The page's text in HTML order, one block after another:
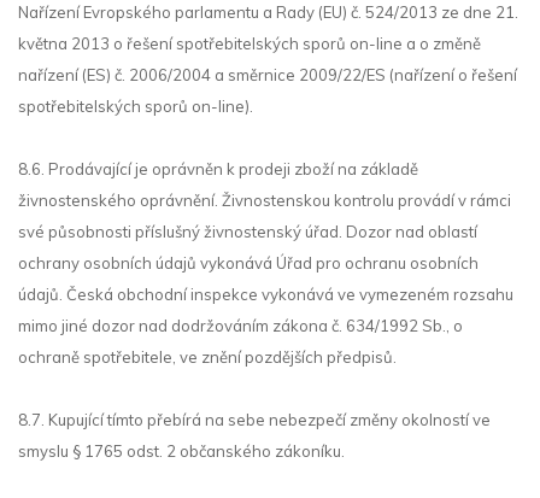
Nařízení Evropského parlamentu a Rady (EU) č. 524/2013 ze dne 21.
května 2013 o řešení spotřebitelských sporů on-line a o změně
nařízení (ES) č. 2006/2004 a směrnice 2009/22/ES (nařízení o řešení
spotřebitelských sporů on-line).
8.6. Prodávající je oprávněn k prodeji zboží na základě
živnostenského oprávnění. Živnostenskou kontrolu provádí v rámci
své působnosti příslušný živnostenský úřad. Dozor nad oblastí
ochrany osobních údajů vykonává Úřad pro ochranu osobních
údajů. Česká obchodní inspekce vykonává ve vymezeném rozsahu
mimo jiné dozor nad dodržováním zákona č. 634/1992 Sb., o
ochraně spotřebitele, ve znění pozdějších předpisů.
8.7. Kupující tímto přebírá na sebe nebezpečí změny okolností ve
smyslu § 1765 odst. 2 občanského zákoníku.